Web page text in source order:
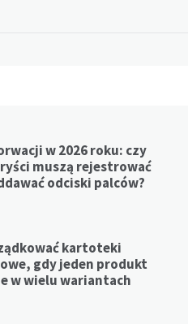
w 2026 roku: czy
muszą rejestrować
odciski palców?
kartoteki
gdy jeden produkt
w wielu wariantach